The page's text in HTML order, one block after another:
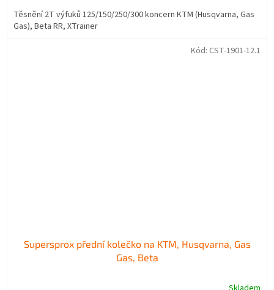
Těsnění 2T výfuků 125/150/250/300 koncern KTM (Husqvarna, Gas
Gas), Beta RR, XTrainer
Supersprox přední kolečko na KTM, Husqvarna, Gas
Gas, Beta
Kód: CST-1901-12.1